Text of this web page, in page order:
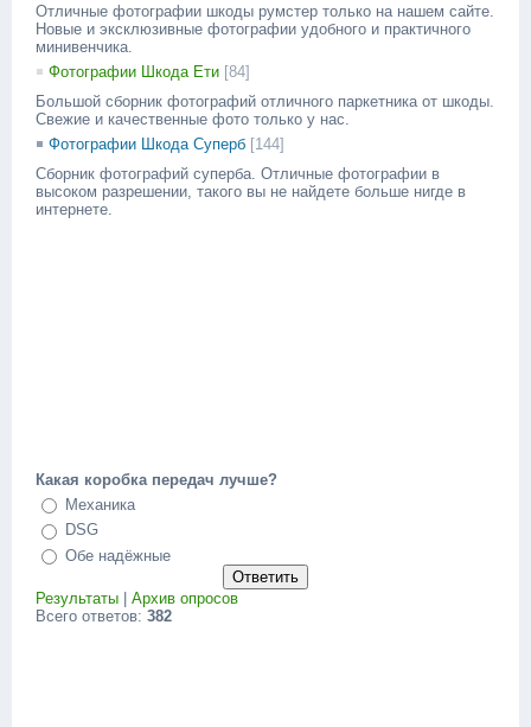
Отличные фотографии шкоды румстер только на нашем сайте.
Новые и эксклюзивные фотографии удобного и практичного
минивенчика.
Фотографии Шкода Ети [84]
Большой сборник фотографий отличного паркетника от шкоды.
Свежие и качественные фото только у нас.
Фотографии Шкода Суперб [144]
Сборник фотографий суперба. Отличные фотографии в
высоком разрешении, такого вы не найдете больше нигде в
интернете.
Какая коробка передач лучше?
Механика
DSG
Обе надёжные
Результаты
Архив опросов
Всего ответов: 382